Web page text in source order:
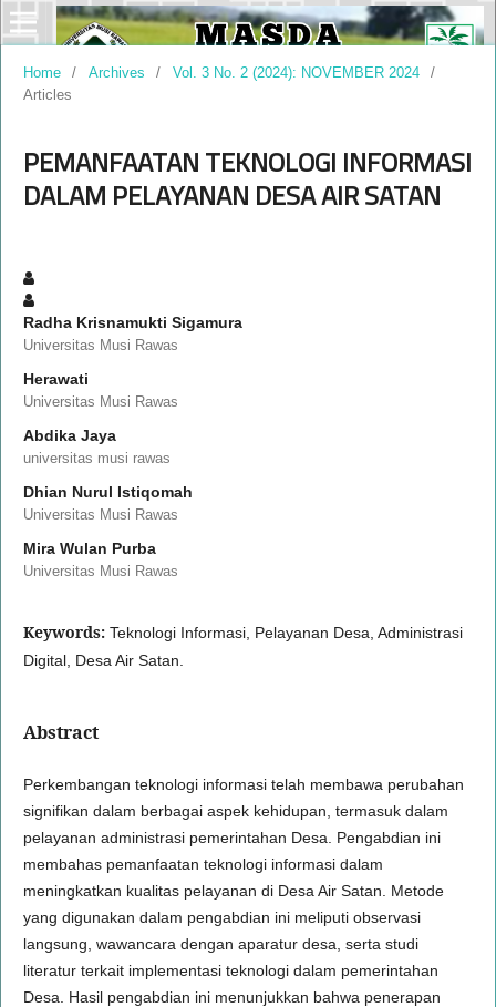
Home / Archives / Vol. 3 No. 2 (2024): NOVEMBER 2024
/
Articles
PEMANFAATAN TEKNOLOGI INFORMASI
DALAM PELAYANAN DESA AIR SATAN
Radha Krisnamukti Sigamura
Universitas Musi Rawas
Herawati
Universitas Musi Rawas
Abdika Jaya
universitas musi rawas
Dhian Nurul Istiqomah
Universitas Musi Rawas
Mira Wulan Purba
Universitas Musi Rawas
Keywords: Teknologi Informasi, Pelayanan Desa, Administrasi
Digital, Desa Air Satan.
Abstract
Perkembangan teknologi informasi telah membawa perubahan
signifikan dalam berbagai aspek kehidupan, termasuk dalam
pelayanan administrasi pemerintahan Desa. Pengabdian ini
membahas pemanfaatan teknologi informasi dalam
meningkatkan kualitas pelayanan di Desa Air Satan. Metode
yang digunakan dalam pengabdian ini meliputi observasi
langsung, wawancara dengan aparatur desa, serta studi
literatur terkait implementasi teknologi dalam pemerintahan
Desa. Hasil pengabdian ini menunjukkan bahwa penerapan